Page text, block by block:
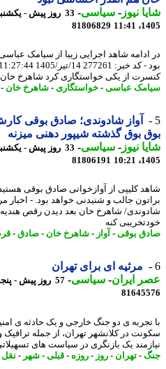
نیوز-سیاسی-
81806829
شاهد اجرایی زیبا از سیامک عباسی
بود - کد
از یکی خواستگاری کرد شاهرخ خان هم
عباسی-خواستگاری- شاهرخ خان -
آواز شادوندی؛ صادق بوقی کارش
بوق گذشته شیپور دهنی میزنه
نیوز-سیاسی-
81806191
کلیپی از آوازخوانی صادق بوقی هستید که
جالب و شنیدنی خواهد بود. - اخبار مرتبط
شاهرخ خان بعد دیدن رقص هندیه
کنه
بوقی-آواز-شاهرخ خان -صادق-قرص
مرثیه ای برای تهران
ایران- سیاسی-57 روز پیش - پنجشنبه 21 خرداد 1405، 13:05
ی دو جنگ خارجی و یک حادثه ی امنیتی
در کلانشهر تهران، از جمله ترافیک و
یک بازنگری در سیاست های تسهیلاتی -
-تهران- روز- روزه-قبلی-شهر -نقل و